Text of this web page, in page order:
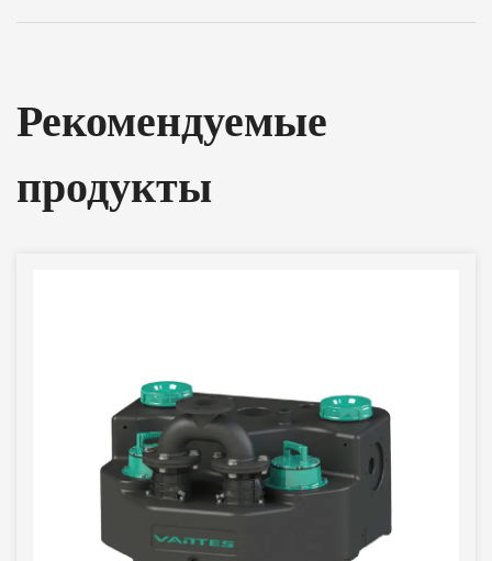
Рекомендуемые
продукты